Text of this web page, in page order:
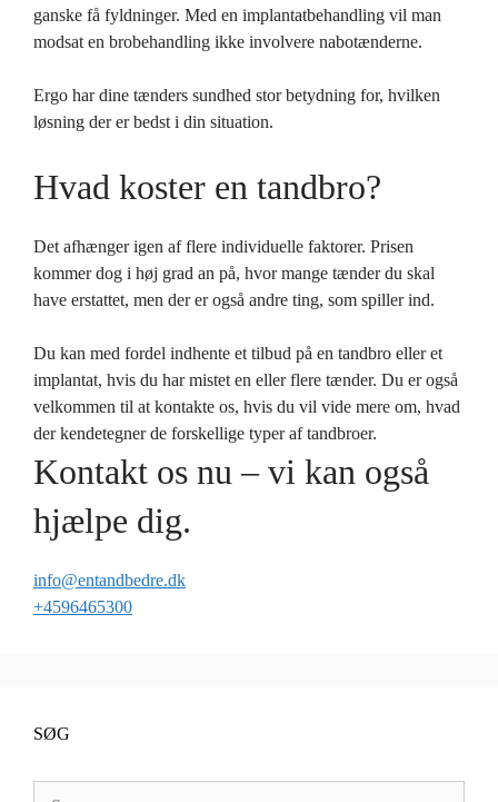
ganske få fyldninger. Med en implantatbehandling vil man
modsat en brobehandling ikke involvere nabotænderne.
Ergo har dine tænders sundhed stor betydning for, hvilken
løsning der er bedst i din situation.
Hvad koster en tandbro?
Det afhænger igen af flere individuelle faktorer. Prisen
kommer dog i høj grad an på, hvor mange tænder du skal
have erstattet, men der er også andre ting, som spiller ind.
Du kan med fordel indhente et tilbud på en tandbro eller et
implantat, hvis du har mistet en eller flere tænder. Du er også
velkommen til at kontakte os, hvis du vil vide mere om, hvad
der kendetegner de forskellige typer af tandbroer.
Kontakt os nu – vi kan også
hjælpe dig.
info@entandbedre.dk
+4596465300
SØG